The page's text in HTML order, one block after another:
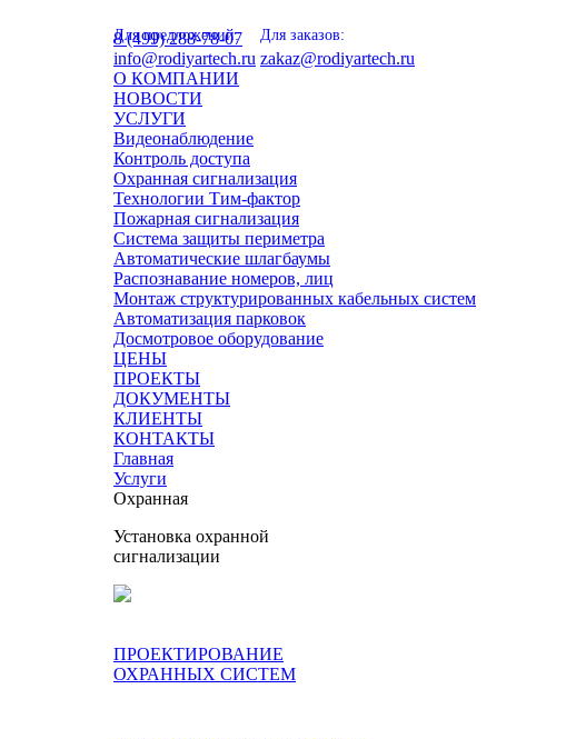
8 (499) 288-78-07
Для предложений:
info@rodiyartech.ru
Для заказов:
zakaz@rodiyartech.ru
О КОМПАНИИ
НОВОСТИ
УСЛУГИ
Видеонаблюдение
Контроль доступа
Охранная сигнализация
Технологии Тим-фактор
Пожарная сигнализация
Система защиты периметра
Автоматические шлагбаумы
Распознавание номеров, лиц
Монтаж структурированных кабельных систем
Автоматизация парковок
Досмотровое оборудование
ЦЕНЫ
ПРОЕКТЫ
ДОКУМЕНТЫ
КЛИЕНТЫ
КОНТАКТЫ
Главная
Услуги
Охранная
Установка охранной
сигнализации
ПРОЕКТИРОВАНИЕ
ОХРАННЫХ СИСТЕМ